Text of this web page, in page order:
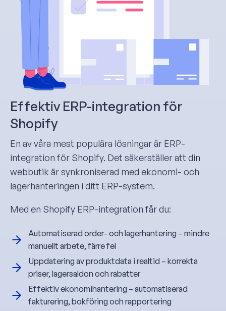
Effektiv ERP-integration för
Shopify
En av våra mest populära lösningar är ERP-
integration för Shopify. Det säkerställer att din
webbutik är synkroniserad med ekonomi- och
lagerhanteringen i ditt ERP-system.
Med en Shopify ERP-integration får du:
Automatiserad order- och lagerhantering – mindre
manuellt arbete, färre fel
Uppdatering av produktdata i realtid – korrekta
priser, lagersaldon och rabatter
Effektiv ekonomihantering – automatiserad
fakturering, bokföring och rapportering